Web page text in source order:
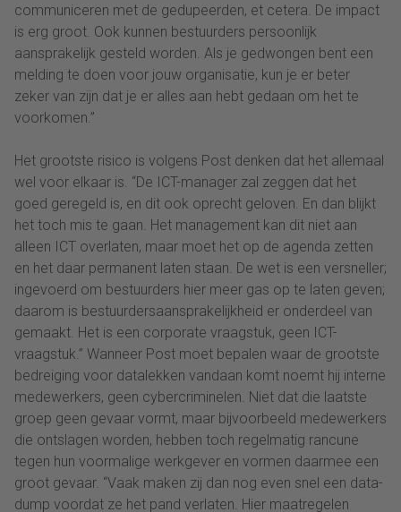
communiceren met de gedupeerden, et cetera. De impact
is erg groot. Ook kunnen bestuurders persoonlijk
aansprakelijk gesteld worden. Als je gedwongen bent een
melding te doen voor jouw organisatie, kun je er beter
zeker van zijn dat je er alles aan hebt gedaan om het te
voorkomen.”
Het grootste risico is volgens Post denken dat het allemaal
wel voor elkaar is. “De ICT-manager zal zeggen dat het
goed geregeld is, en dit ook oprecht geloven. En dan blijkt
het toch mis te gaan. Het management kan dit niet aan
alleen ICT overlaten, maar moet het op de agenda zetten
en het daar permanent laten staan. De wet is een versneller;
ingevoerd om bestuurders hier meer gas op te laten geven;
daarom is bestuurdersaansprakelijkheid er onderdeel van
gemaakt. Het is een corporate vraagstuk, geen ICT-
vraagstuk.” Wanneer Post moet bepalen waar de grootste
bedreiging voor datalekken vandaan komt noemt hij interne
medewerkers, geen cybercriminelen. Niet dat die laatste
groep geen gevaar vormt, maar bijvoorbeeld medewerkers
die ontslagen worden, hebben toch regelmatig rancune
tegen hun voormalige werkgever en vormen daarmee een
groot gevaar. “Vaak maken zij dan nog even snel een data-
dump voordat ze het pand verlaten. Hier maatregelen